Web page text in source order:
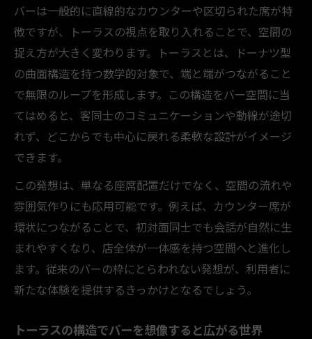
バーは一般的に直線的なカウンターや区切られた席が特
徴ですが、トーラスの視点を取り入れることで、空間の
捉え方が大きく変わります。トーラスとは、ドーナツ型
の曲面構造を持つ数学的対象で、端と端がつながること
で無限のループを形成します。この構造をバー空間に当
てはめると、客同士のコミュニケーションや動線が途切
れず、どこからでも中心に戻れる柔軟な設計がイメージ
できます。
この発想は、単なる座席配置だけでなく、空間の流れや
雰囲気作りにも応用可能です。例えば、カウンター席が
環状につながることで、初対面同士でも会話が自然に生
まれやすくなり、店全体が一体感を持つ空間へと進化し
ます。従来のバーの枠にとらわれない発想が、利用者に
新たな体験を提供するきっかけとなるでしょう。
トーラスの構造でバーを想像すると広がる世界